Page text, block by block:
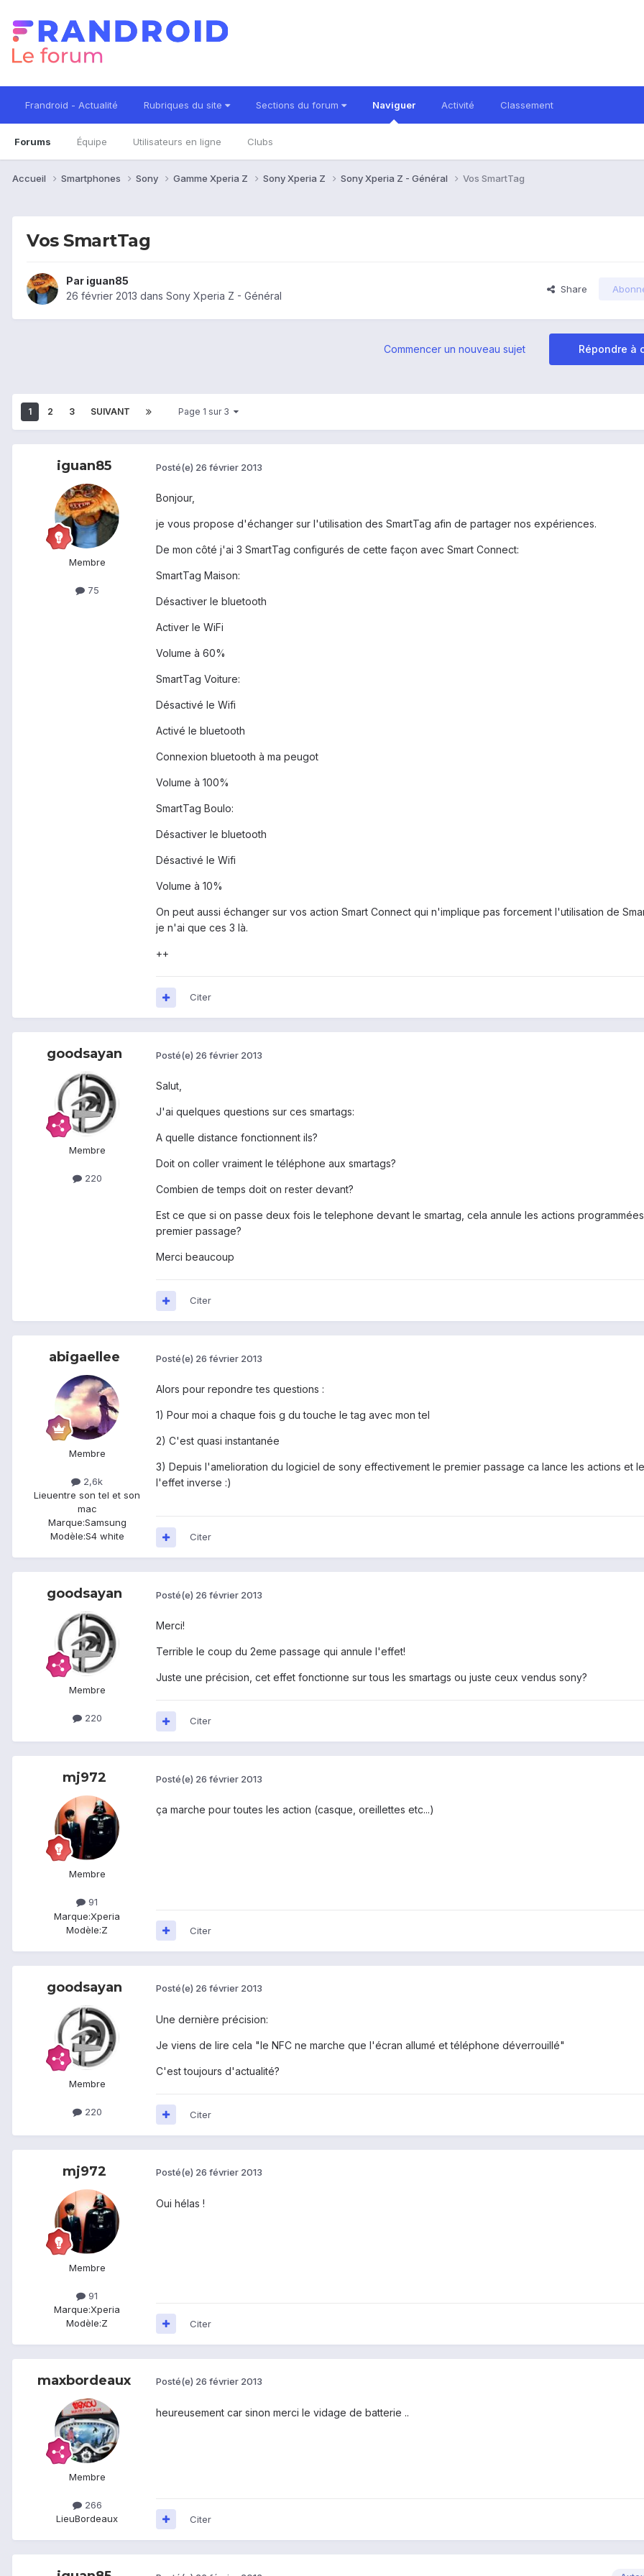
Frandroid - Actualité Rubriques du site Sections du forum Naviguer
Forums Équipe Utilisateurs en ligne Clubs
Activité Classement
Accueil Smartphones Sony Gamme Xperia Z Sony Xperia Z Sony Xperia Z - Général Vos SmartTag
Vos SmartTag
Par iguan85
26 février 2013 dans Sony Xperia Z - Général
Share
Répondre à
Commencer un nouveau sujet
1 2 3 SUIVANT Page 1 sur 3
iguan85
Membre
75
Posté(e) 26 février 2013
Bonjour,
je vous propose d'échanger sur l'utilisation des SmartTag afin de partager nos expériences.
De mon côté j'ai 3 SmartTag configurés de cette façon avec Smart Connect:
SmartTag Maison:
Désactiver le bluetooth
Activer le WiFi
Volume à 60%
SmartTag Voiture:
Désactivé le Wifi
Activé le bluetooth
Connexion bluetooth à ma peugot
Volume à 100%
SmartTag Boulo:
Désactiver le bluetooth
Désactivé le Wifi
Volume à 10%
On peut aussi échanger sur vos action Smart Connect qui n'implique pas forcement l'utilisation de
je n'ai que ces 3 là.
++
Citer
goodsayan
Membre
220
Posté(e) 26 février 2013
Salut,
J'ai quelques questions sur ces smartags:
A quelle distance fonctionnent ils?
Doit on coller vraiment le téléphone aux smartags?
Combien de temps doit on rester devant?
Est ce que si on passe deux fois le telephone devant le smartag, cela annule les actions
premier passage?
Merci beaucoup
Citer
abigaellee
Membre
2,6k
Lieuentre son tel et son
mac
Marque:Samsung
Modèle:S4 white
Posté(e) 26 février 2013
Alors pour repondre tes questions :
1) Pour moi a chaque fois g du touche le tag avec mon tel
2) C'est quasi instantanée
3) Depuis l'amelioration du logiciel de sony effectivement le premier passage ca lance les actions et
l'effet inverse :)
Citer
goodsayan
Membre
220
Posté(e) 26 février 2013
Merci!
Terrible le coup du 2eme passage qui annule l'effet!
Juste une précision, cet effet fonctionne sur tous les smartags ou juste ceux vendus sony?
Citer
mj972
Membre
91
Marque:Xperia
Modèle:Z
Posté(e) 26 février 2013
ça marche pour toutes les action (casque, oreillettes etc...)
Citer
goodsayan
Membre
220
Posté(e) 26 février 2013
Une dernière précision:
Je viens de lire cela "le NFC ne marche que l'écran allumé et téléphone déverrouillé"
C'est toujours d'actualité?
Citer
mj972
Membre
91
Marque:Xperia
Modèle:Z
Posté(e) 26 février 2013
Oui hélas !
Citer
maxbordeaux
Membre
266
LieuBordeaux
Posté(e) 26 février 2013
heureusement car sinon merci le vidage de batterie ..
Citer